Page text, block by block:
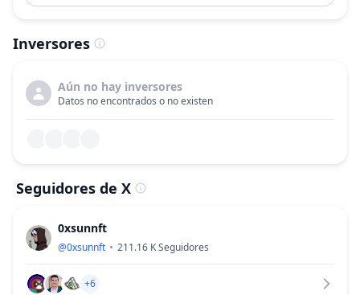
Inversores
Aún no hay inversores
Datos no encontrados o no existen
Seguidores de X
0xsunnft
@0xsunnft 211.16 KSeguidores
+6